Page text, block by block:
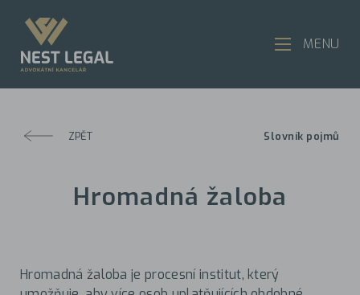
ZPĚT Slovník pojmů
Hromadná žaloba
Hromadná žaloba je procesní institut, který
MENU